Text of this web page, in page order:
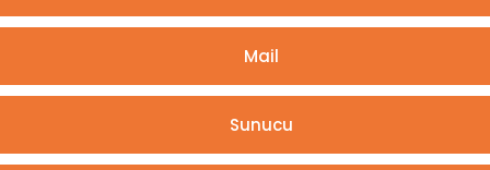
Mail
Sunucu